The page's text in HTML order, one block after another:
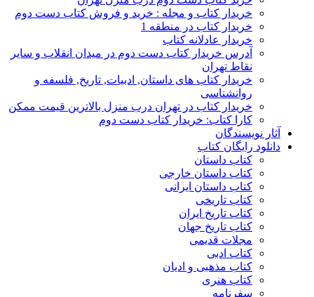
خریدار کتاب و مجله : خرید و فروش کتاب دست دوم
خریدار کتاب در منطقه 1
خریدار عادلانه کتاب
آدرس خریدار کتاب دست دوم در میدان انقلاب و سایر
نقاط تهران
خریدار کتاب های داستان, ادبیات, تاریخ, فلسفه و
روانشناسی
خریدار کتاب در تهران درب منزل بالاترین قیمت ممکن
کارا کتاب: خریدار کتاب دست دوم
آثار نویسندگان
دانلود رایگان کتاب
کتاب داستان
کتاب داستان خارجی
کتاب داستان ایرانی
کتاب تاریخی
کتاب تاریخ ایران
کتاب تاریخ جهان
مجلات قدیمی
کتاب ادبی
کتاب مذهبی و ادیان
کتاب هنری
سفرنامه